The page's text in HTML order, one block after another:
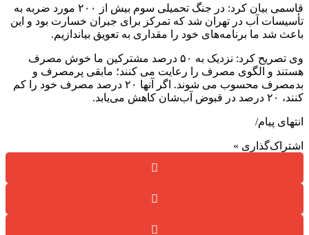
قاسمی بیان کرد: در جنگ تحمیلی سوم بیش از ۲۰۰ مورد ضربه به
تأسیسات آب در تهران شد که تمرکز برای جبران خسارت بود و این
باعث شد ما برنامه‌های خود را مقداری به تعویق بیاندازیم.
وی تصریح کرد: نزدیک به ۵۰ درصد مشترکین ما خوش مصرف
هستند و الگوی مصرف را رعایت می کنند؛ مابقی پرمصرف و
بدمصرف محسوب می شوند. اگر آنها ۲۰ درصد مصرف خود را کم
کنند، ۲۰ درصد در قبوض آب‌شان کاهش می‌یابد.
انتهای پیام/
اشتراک‌گذاری »